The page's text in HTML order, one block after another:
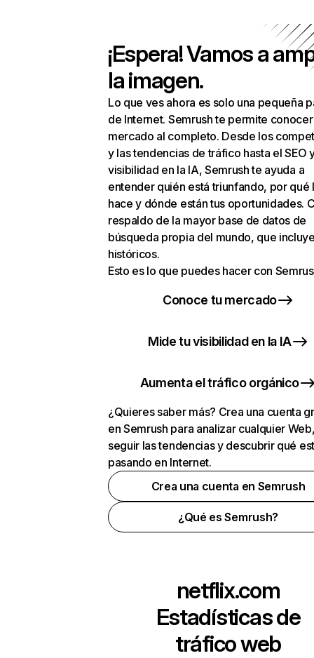
¡Espera! Vamos a
la imagen.
Lo que ves ahora es solo una pequeña
de Internet. Semrush te permite
mercado al completo. Desde los
y las tendencias de tráfico hasta el SEO
visibilidad en la IA, Semrush te ayuda a
entender quién está triunfando, por qué
hace y dónde están tus oportunidades.
respaldo de la mayor base de datos de
búsqueda propia del mundo, que
históricos.
Esto es lo que puedes hacer con
Conoce tu mercado
Mide tu visibilidad en la IA
Aumenta el tráfico orgánico
¿Quieres saber más? Crea una cuenta
en Semrush para analizar cualquier
seguir las tendencias y descubrir qué
pasando en Internet.
Crea una cuenta en Semrush
¿Qué es Semrush?
netflix.com
Estadísticas de
tráfico web